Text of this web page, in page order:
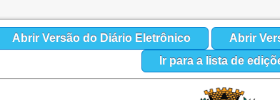
Abrir Versão do Diário Eletrônico
Abrir
Ir para a lista de